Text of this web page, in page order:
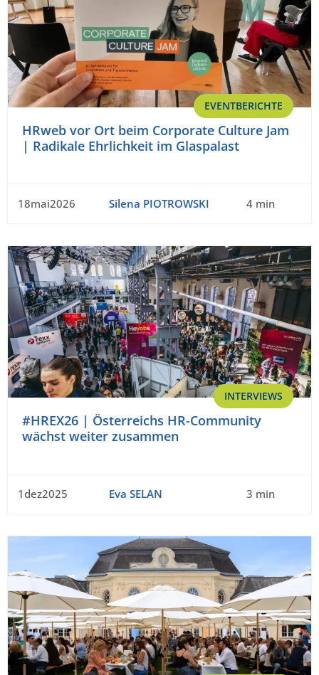
EVENTBERICHTE
HRweb vor Ort beim Corporate Culture Jam
| Radikale Ehrlichkeit im Glaspalast
18mai2026 Silena PIOTROWSKI 4 min
INTERVIEWS
#HREX26 | Österreichs HR-Community
wächst weiter zusammen
1dez2025 Eva SELAN 3 min